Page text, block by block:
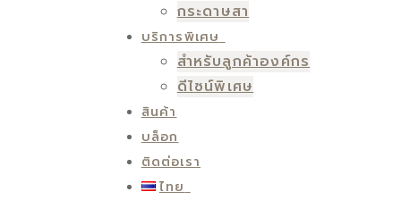
กระดาษสา
บริการพิเศษ
สำหรับลูกค้าองค์กร
ดีไซน์พิเศษ
สินค้า
บล็อก
ติดต่อเรา
ไทย